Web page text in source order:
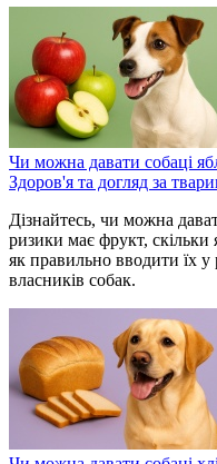
Чи можна давати собаці
Здоров'я та догляд за
Дізнайтесь, чи можна
ризики має фрукт, скільки
як правильно вводити їх у
власників собак.